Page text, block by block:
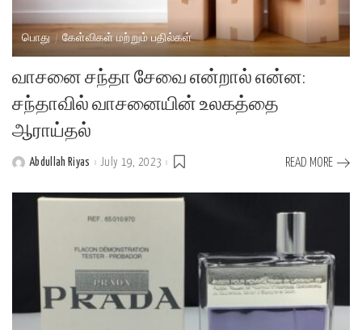
பொது கேள்விகள் மற்றும் பதில்கள்
வாசனை சந்தா சேவை என்றால் என்ன:
சந்தாவில் வாசனையின் உலகத்தை
ஆராய்தல்
PostedAbdullah Riyas July 19, 2023 READ MORE